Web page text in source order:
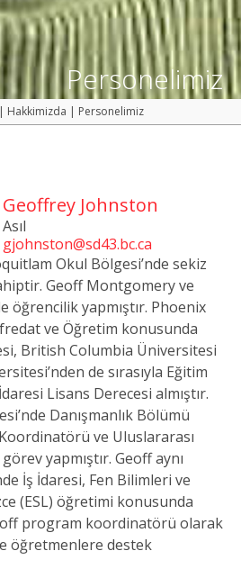
Personelimiz
| Hakkimizda | Personelimiz
Geoffrey Johnston
Asıl
gjohnston@sd43.bc.ca
Okul Bölgesi’nde sekiz
Geoff Montgomery ve
öğrencilik yapmıştır. Phoenix
ve Öğretim konusunda
British Columbia Üniversitesi
de sırasıyla Eğitim
Lisans Derecesi almıştır.
Danışmanlık Bölümü
ve Uluslararası
yapmıştır. Geoff aynı
İş İdaresi, Fen Bilimleri ve
(ESL) öğretimi konusunda
program koordinatörü olarak
öğretmenlere destek